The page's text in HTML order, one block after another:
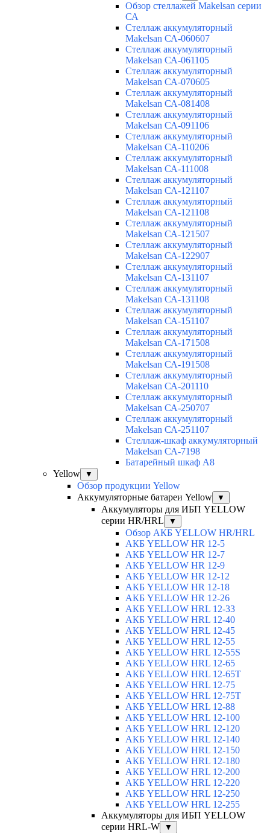
Обзор стеллажей Makelsan серии
СА
Cтеллаж аккумуляторный
Makelsan СА-060607
Cтеллаж аккумуляторный
Makelsan СА-061105
Cтеллаж аккумуляторный
Makelsan СА-070605
Cтеллаж аккумуляторный
Makelsan СА-081408
Cтеллаж аккумуляторный
Makelsan СА-091106
Cтеллаж аккумуляторный
Makelsan СА-110206
Cтеллаж аккумуляторный
Makelsan СА-111008
Cтеллаж аккумуляторный
Makelsan СА-121107
Cтеллаж аккумуляторный
Makelsan СА-121108
Cтеллаж аккумуляторный
Makelsan СА-121507
Cтеллаж аккумуляторный
Makelsan СА-122907
Cтеллаж аккумуляторный
Makelsan СА-131107
Cтеллаж аккумуляторный
Makelsan СА-131108
Cтеллаж аккумуляторный
Makelsan СА-151107
Cтеллаж аккумуляторный
Makelsan СА-171508
Cтеллаж аккумуляторный
Makelsan СА-191508
Cтеллаж аккумуляторный
Makelsan СА-201110
Cтеллаж аккумуляторный
Makelsan СА-250707
Cтеллаж аккумуляторный
Makelsan СА-251107
Стеллаж-шкаф аккумуляторный
Makelsan СА-7198
Батарейный шкаф А8
Yellow
▼
Обзор продукции Yellow
Аккумуляторные батареи Yellow
▼
Аккумуляторы для ИБП YELLOW
серии HR/HRL
▼
Обзор АКБ YELLOW HR/HRL
АКБ YELLOW HR 12-5
АКБ YELLOW HR 12-7
АКБ YELLOW HR 12-9
АКБ YELLOW HR 12-12
АКБ YELLOW HR 12-18
АКБ YELLOW HR 12-26
АКБ YELLOW HRL 12-33
АКБ YELLOW HRL 12-40
АКБ YELLOW HRL 12-45
АКБ YELLOW HRL 12-55
АКБ YELLOW HRL 12-55S
АКБ YELLOW HRL 12-65
АКБ YELLOW HRL 12-65T
АКБ YELLOW HRL 12-75
АКБ YELLOW HRL 12-75Т
АКБ YELLOW HRL 12-88
АКБ YELLOW HRL 12-100
АКБ YELLOW HRL 12-120
АКБ YELLOW HRL 12-140
АКБ YELLOW HRL 12-150
АКБ YELLOW HRL 12-180
АКБ YELLOW HRL 12-200
АКБ YELLOW HRL 12-220
АКБ YELLOW HRL 12-250
АКБ YELLOW HRL 12-255
Аккумуляторы для ИБП YELLOW
серии HRL-W
▼